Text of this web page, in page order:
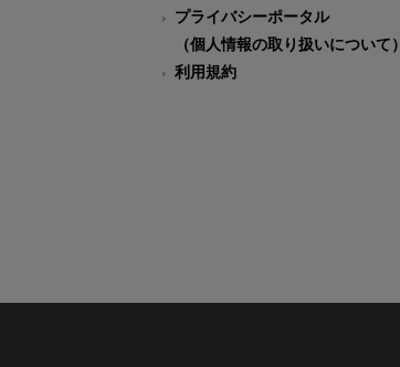
プライバシーポータル
（個人情報の取り扱いについて）
利用規約